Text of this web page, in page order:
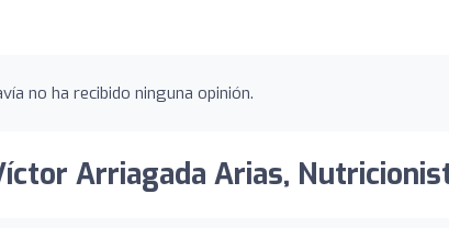
no ha recibido ninguna opinión.
Arriagada Arias,